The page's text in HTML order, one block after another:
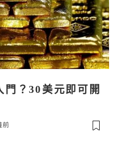
？30美元即可開
前